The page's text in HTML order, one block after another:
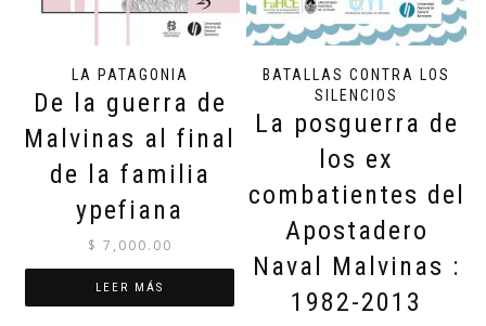
LA PATAGONIA
De la guerra de
Malvinas al final
de la familia
ypefiana
$ 7,000.00
LEER MÁS
BATALLAS CONTRA LOS
SILENCIOS
La posguerra de
los ex
combatientes del
Apostadero
Naval Malvinas :
1982-2013